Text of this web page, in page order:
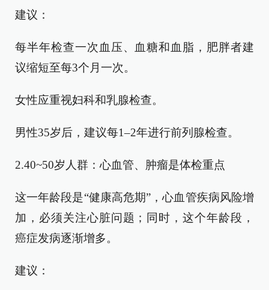
建议：
每半年检查一次血压、血糖和血脂，肥胖者建
议缩短至每3个月一次。
女性应重视妇科和乳腺检查。
男性35岁后，建议每1–2年进行前列腺检查。
2.40~50岁人群：心血管、肿瘤是体检重点
这一年龄段是“健康高危期”，心血管疾病风险增
加，必须关注心脏问题；同时，这个年龄段，
癌症发病逐渐增多。
建议：